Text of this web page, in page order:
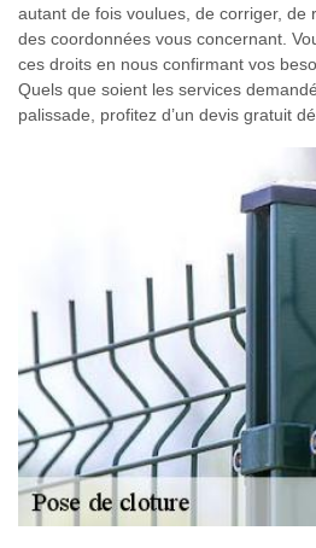
autant de fois voulues, de corriger, de
des coordonnées vous concernant.
ces droits en nous confirmant vos
Quels que soient les services
palissade, profitez d’un devis gratuit